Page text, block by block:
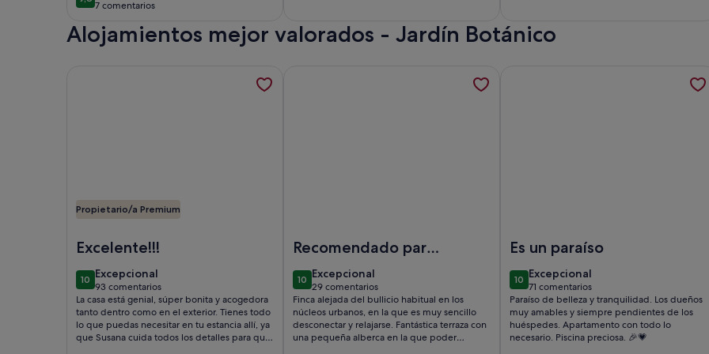
9,8 de 10
7 comentarios
(7 comentarios)
Alojamientos mejor valorados - Jardín Botánico
Propietario/a Premium
Excelente!!!
1010 de 10
Excepcional
excepcional
93 comentarios
(93 comentarios)
La casa está genial, súper bonita y acogedora
tanto dentro como en el exterior. Tienes todo
lo que puedas necesitar en tu estancia allí, ya
que Susana cuida todos los detalles para que
Recomendado para
desconectar
1010 de 10
Excepcional
excepcional
29 comentarios
(29 comentarios)
Finca alejada del bullicio habitual en los
núcleos urbanos, en la que es muy sencillo
desconectar y relajarse. Fantástica terraza con
una pequeña alberca en la que poder
Es un paraíso
1010 de 10
Excepcional
excepcional
71 comentarios
(71 comentarios)
Paraíso de belleza y tranquilidad. Los dueños
muy amables y siempre pendientes de los
huéspedes. Apartamento con todo lo
necesario. Piscina preciosa. 🎉💗